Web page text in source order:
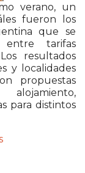
verano, un
fueron los
que se
tarifas
resultados
y localidades
propuestas
para distintos